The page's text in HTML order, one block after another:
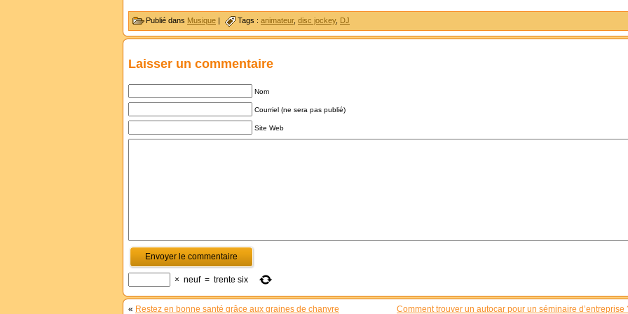
Publié dans Musique Tags : animateur, disc jockey, DJ
Laisser un commentaire
Nom
Courriel (ne sera pas publié)
Site Web
× neuf = trente six
« Restez en bonne santé grâce aux graines de chanvre Comment trouver un autocar pour un séminaire d’entreprise